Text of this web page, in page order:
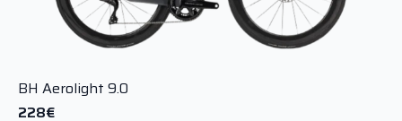
BH Aerolight 9.0
228€